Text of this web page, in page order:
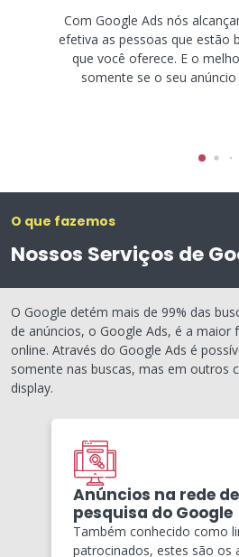
Com Google Ads nós
efetiva as pessoas que estão
que você oferece. E o
somente se o seu
O que fazemos
Nossos Serviços de
O Google detém mais de 99% das
de anúncios, o Google Ads, é a maior
online. Através do Google Ads é
somente nas buscas, mas em outros
display.
Anúncios na rede de
pesquisa do Google
Também conhecido como
patrocinados, estes são os